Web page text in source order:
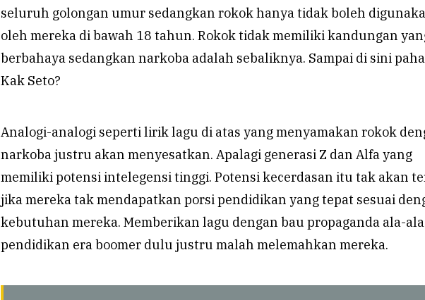
seluruh golongan umur sedangkan rokok hanya tidak boleh
oleh mereka di bawah 18 tahun. Rokok tidak memiliki kandungan
berbahaya sedangkan narkoba adalah sebaliknya. Sampai di sini
Kak Seto?
Analogi-analogi seperti lirik lagu di atas yang menyamakan rokok
narkoba justru akan menyesatkan. Apalagi generasi Z dan Alfa yang
memiliki potensi intelegensi tinggi. Potensi kecerdasan itu tak akan
jika mereka tak mendapatkan porsi pendidikan yang tepat sesuai
kebutuhan mereka. Memberikan lagu dengan bau propaganda ala-ala
pendidikan era boomer dulu justru malah melemahkan mereka.